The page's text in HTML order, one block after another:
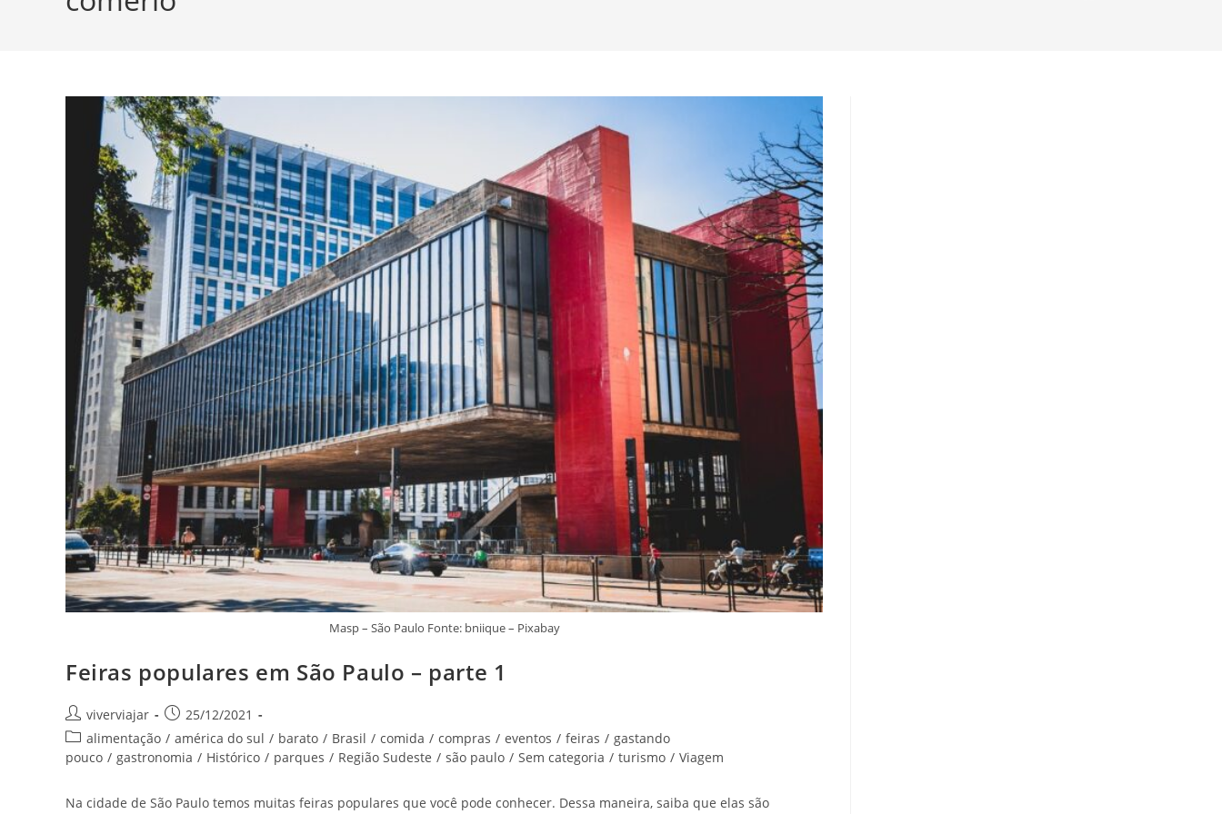
Masp – São Paulo Fonte: bniique – Pixabay
Feiras populares em São Paulo – parte 1
Autor
do
post:
viverviajar
Post
publicado:
25/12/2021
Categoria
do
alimentação / américa do sul / barato / Brasil / comida / compras / eventos / feiras / gastando
pouco / gastronomia / Histórico / parques / Região Sudeste / são paulo / Sem categoria / turismo / Viagem
Na cidade de São Paulo temos muitas feiras populares que você pode conhecer. Dessa maneira, saiba que elas são